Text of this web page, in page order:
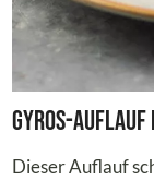
Gyros-Auflauf
Dieser Auflauf